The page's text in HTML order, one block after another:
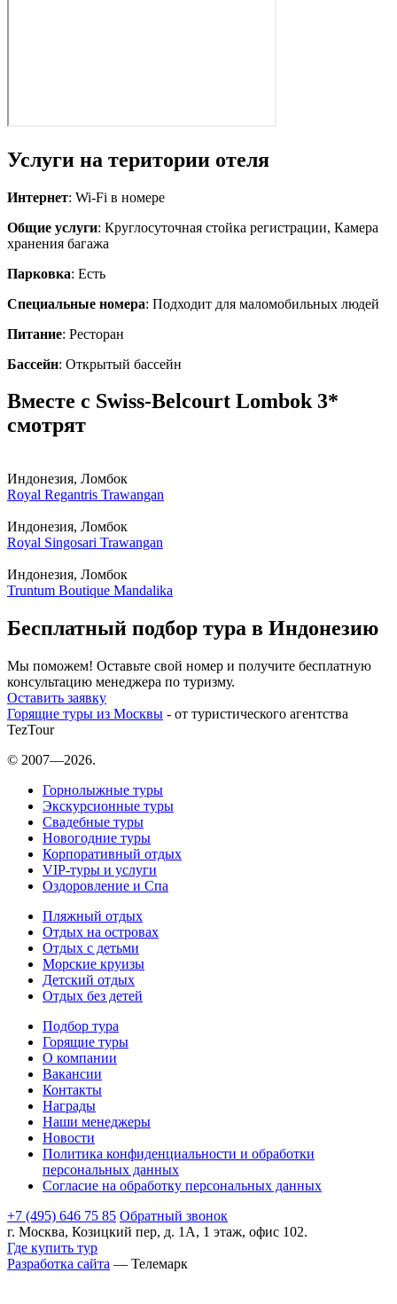
Услуги на територии отеля
Интернет: Wi-Fi в номере
Общие услуги: Круглосуточная стойка регистрации, Камера
хранения багажа
Парковка: Есть
Специальные номера: Подходит для маломобильных людей
Питание: Ресторан
Бассейн: Открытый бассейн
Вместе с Swiss-Belcourt Lombok 3*
смотрят
Индонезия, Ломбок
Royal Regantris Trawangan
Индонезия, Ломбок
Royal Singosari Trawangan
Индонезия, Ломбок
Truntum Boutique Mandalika
Бесплатный подбор тура в Индонезию
Мы поможем! Оставьте свой номер и получите бесплатную
консультацию менеджера по туризму.
Оставить заявку
Горящие туры из Москвы - от туристического агентства
TezTour
© 2007—2026.
Горнолыжные туры
Экскурсионные туры
Свадебные туры
Новогодние туры
Корпоративный отдых
VIP-туры и услуги
Оздоровление и Спа
Пляжный отдых
Отдых на островах
Отдых с детьми
Морские круизы
Детский отдых
Отдых без детей
Подбор тура
Горящие туры
О компании
Вакансии
Контакты
Награды
Наши менеджеры
Новости
Политика конфиденциальности и обработки
персональных данных
Согласие на обработку персональных данных
+7 (495) 646 75 85 Обратный звонок
г. Москва, Козицкий пер, д. 1А, 1 этаж, офис 102.
Где купить тур
Разработка сайта — Телемарк